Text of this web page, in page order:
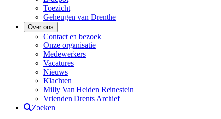
Toezicht
Geheugen van Drenthe
Over ons
Contact en bezoek
Onze organisatie
Medewerkers
Vacatures
Nieuws
Klachten
Milly Van Heiden Reinestein
Vrienden Drents Archief
Zoeken